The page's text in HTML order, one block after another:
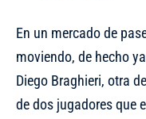
En un mercado de
moviendo, de hecho
Diego Braghieri, otra
de dos jugadores que